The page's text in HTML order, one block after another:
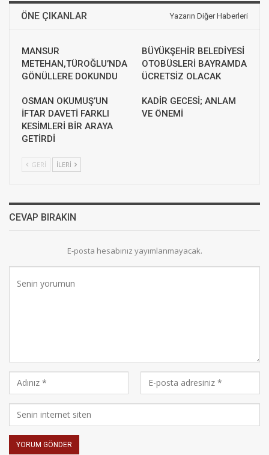
ÖNE ÇIKANLAR Yazarın Diğer Haberleri
MANSUR
METEHAN,TÜROĞLU’NDA
GÖNÜLLERE DOKUNDU
BÜYÜKŞEHİR BELEDİYESİ
OTOBÜSLERİ BAYRAMDA
ÜCRETSİZ OLACAK
OSMAN OKUMUŞ’UN
İFTAR DAVETİ FARKLI
KESİMLERİ BİR ARAYA
GETİRDİ
KADİR GECESİ; ANLAM
VE ÖNEMİ
GERI İLERI
CEVAP BIRAKIN
E-posta hesabınız yayımlanmayacak.